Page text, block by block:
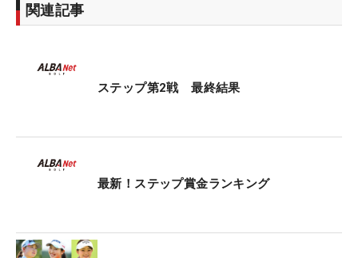
関連記事
ステップ第2戦 最終結果
最新！ステップ賞金ランキング